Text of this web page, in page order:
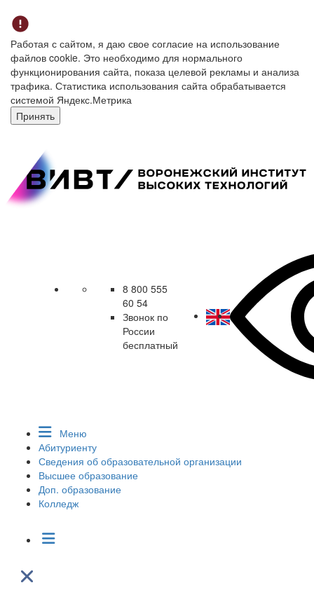
Работая с сайтом, я даю свое согласие на использование
файлов cookie. Это необходимо для нормального
функционирования сайта, показа целевой рекламы и анализа
трафика. Статистика использования сайта обрабатывается
системой Яндекс.Метрика
Принять
8 800 555
60 54
Звонок по
России
бесплатный
Меню
Абитуриенту
Сведения об образовательной организации
Высшее образование
Доп. образование
Колледж